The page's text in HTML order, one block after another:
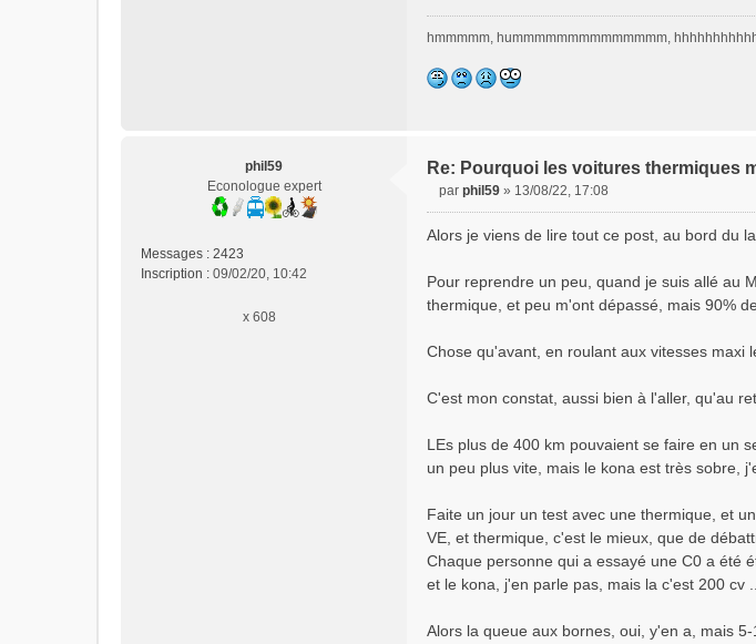
hmmmmm, hummmmmmmmmmmmmm,
phil59
Econologue expert
Messages : 2423
Inscription : 09/02/20, 10:42
x 608
Re: Pourquoi les voitures thermiques
s
a
g
n
l
par phil59 » 13/08/22, 17:08
Alors je viens de lire tout ce post, au bord du
Pour reprendre un peu, quand je suis allé au
thermique, et peu m'ont dépassé, mais 90%
Chose qu'avant, en roulant aux vitesses maxi
C'est mon constat, aussi bien à l'aller, qu'au
LEs plus de 400 km pouvaient se faire en un
un peu plus vite, mais le kona est très sobre,
Faite un jour un test avec une thermique, et
VE, et thermique, c'est le mieux, que de
Chaque personne qui a essayé une C0 a été
et le kona, j'en parle pas, mais la c'est 200 cv
Alors la queue aux bornes, oui, y'en a, mais